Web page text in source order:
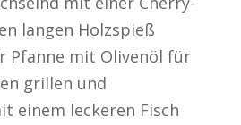
langen Holzspieß
Pfanne mit Olivenöl für
grillen und
einem leckeren Fisch